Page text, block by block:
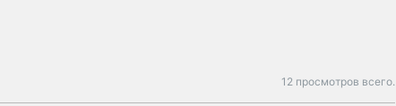
12 просмотров всего.